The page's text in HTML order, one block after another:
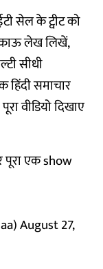
सेल के ट्वीट को
लेख लिखें,
सीधी
हिंदी समाचार
वीडियो दिखाए
पूरा एक show
August 27,